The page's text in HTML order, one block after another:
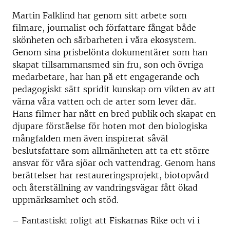
Martin Falklind har genom sitt arbete som
filmare, journalist och författare fångat både
skönheten och sårbarheten i våra ekosystem.
Genom sina prisbelönta dokumentärer som han
skapat tillsammansmed sin fru, son och övriga
medarbetare, har han på ett engagerande och
pedagogiskt sätt spridit kunskap om vikten av att
värna våra vatten och de arter som lever där.
Hans filmer har nått en bred publik och skapat en
djupare förståelse för hoten mot den biologiska
mångfalden men även inspirerat såväl
beslutsfattare som allmänheten att ta ett större
ansvar för våra sjöar och vattendrag. Genom hans
berättelser har restaureringsprojekt, biotopvård
och återställning av vandringsvägar fått ökad
uppmärksamhet och stöd.
– Fantastiskt roligt att Fiskarnas Rike och vi i